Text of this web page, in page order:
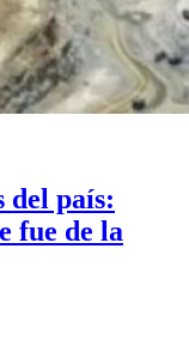
del país:
fue de la